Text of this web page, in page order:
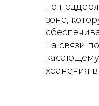
по
зоне,
на связи
хранения